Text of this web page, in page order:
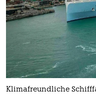
Klimafreundliche